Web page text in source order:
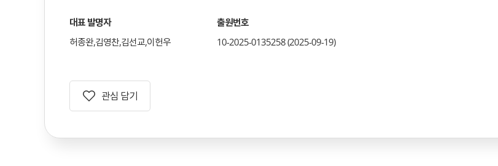
대표 발명자
허종완,김영찬,김선교,이헌우
출원번호
10-2025-0135258 (2025-09-19)
관심 담기